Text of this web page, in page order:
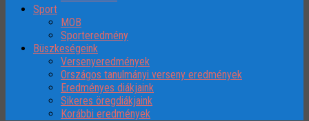
Sport
MOB
Sporteredmény
Büszkeségeink
Versenyeredmények
Országos tanulmányi verseny eredmények
Eredményes diákjaink
Sikeres öregdiákjaink
Korábbi eredmények